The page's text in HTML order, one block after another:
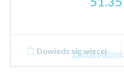
Zapłać później:
Dowiedz się więcej